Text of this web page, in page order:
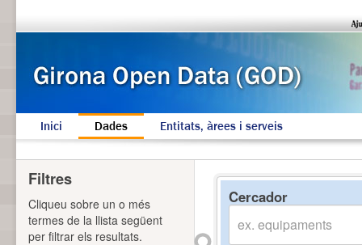
Inici Dades Entitats, àrees i serveis
Cercador
Filtres
Cliqueu sobre un o més
termes de la llista següent
per filtrar els resultats.